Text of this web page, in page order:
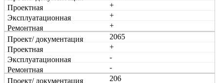
+
+
+
2065
+
-
-
206